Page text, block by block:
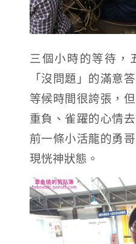
三個小時的等待，
「沒問題」的滿意
等候時間很誇張，
重負、雀躍的心情
前一條小活龍的勇
現恍神狀態。